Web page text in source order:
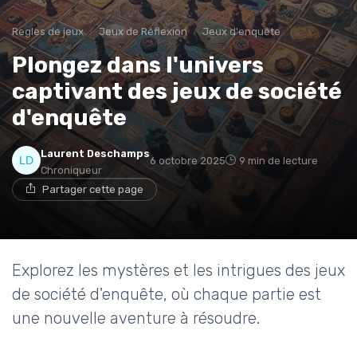
Regles de jeux Jeux de Réflexion Jeux d'enquête
Plongez dans l'univers
captivant des jeux de société
d'enquête
Laurent Deschamps
Chroniqueur
6 octobre 2025 9 min de lecture
Partager cette page
Explorez les mystères et les intrigues des jeux
de société d'enquête, où chaque partie est
une nouvelle aventure à résoudre.